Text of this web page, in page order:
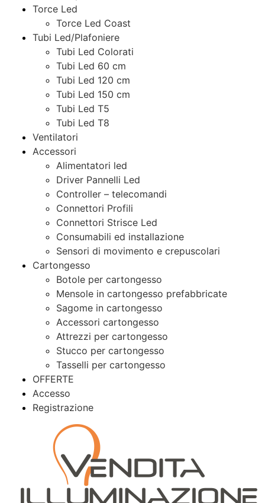
Torce Led
Torce Led Coast
Tubi Led/Plafoniere
Tubi Led Colorati
Tubi Led 60 cm
Tubi Led 120 cm
Tubi Led 150 cm
Tubi Led T5
Tubi Led T8
Ventilatori
Accessori
Alimentatori led
Driver Pannelli Led
Controller – telecomandi
Connettori Profili
Connettori Strisce Led
Consumabili ed installazione
Sensori di movimento e crepuscolari
Cartongesso
Botole per cartongesso
Mensole in cartongesso prefabbricate
Sagome in cartongesso
Accessori cartongesso
Attrezzi per cartongesso
Stucco per cartongesso
Tasselli per cartongesso
OFFERTE
Accesso
Registrazione